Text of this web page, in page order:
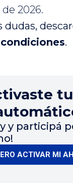
2026.
dudas,
.
y participá
ACTIVAR MI